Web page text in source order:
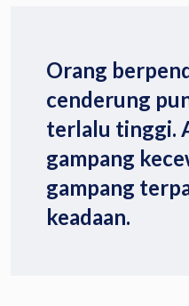
Orang
cenderung
terlalu tinggi.
gampang
gampang
keadaan.